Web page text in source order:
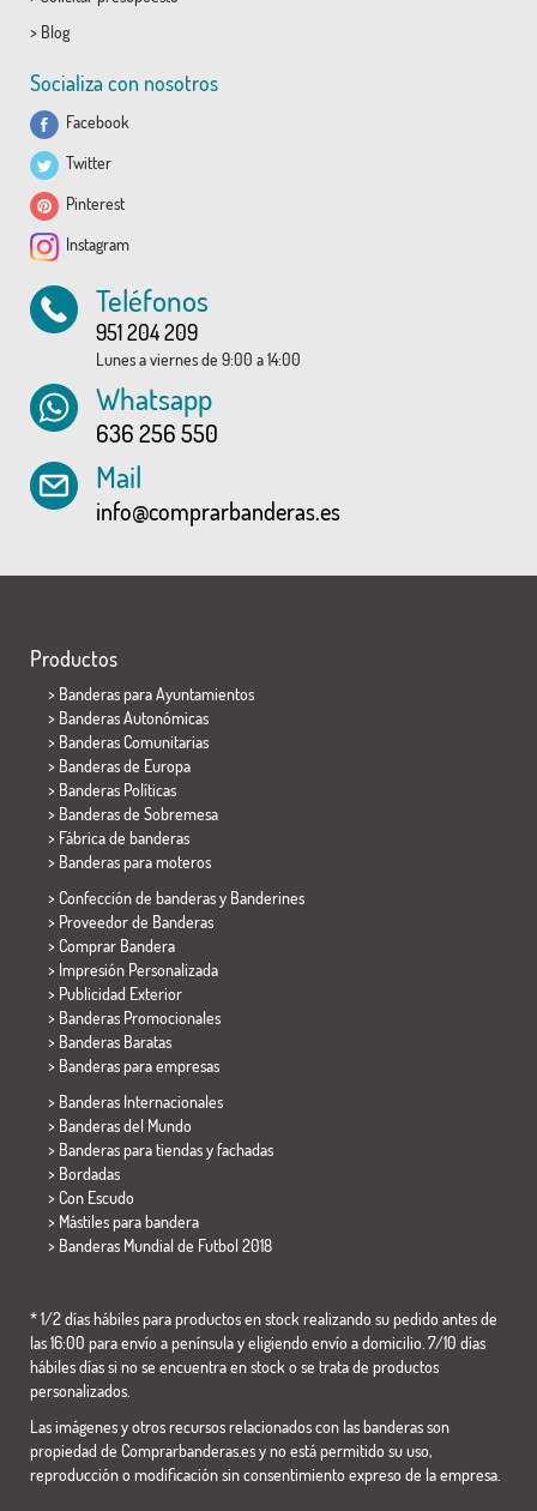
> Blog
Socializa con nosotros
Facebook
Twitter
Pinterest
Instagram
Teléfonos
951 204 209
Lunes a viernes de 9:00 a 14:00
Whatsapp
636 256 550
Mail
info@comprarbanderas.es
Productos
> Banderas para Ayuntamientos
> Banderas Autonómicas
> Banderas Comunitarias
> Banderas de Europa
> Banderas Políticas
> Banderas de Sobremesa
> Fábrica de banderas
> Banderas para moteros
> Confección de banderas y Banderines
> Proveedor de Banderas
> Comprar Bandera
> Impresión Personalizada
> Publicidad Exterior
> Banderas Promocionales
> Banderas Baratas
> Banderas para empresas
> Banderas Internacionales
> Banderas del Mundo
> Banderas para tiendas y fachadas
> Bordadas
> Con Escudo
> Mástiles para bandera
> Banderas Mundial de Futbol 2018
* 1/2 días hábiles para productos en stock realizando su pedido antes de
las 16:00 para envío a península y eligiendo envío a domicilio. 7/10 días
hábiles días si no se encuentra en stock o se trata de productos
personalizados.
Las imágenes y otros recursos relacionados con las banderas son
propiedad de Comprarbanderas.es y no está permitido su uso,
reproducción o modificación sin consentimiento expreso de la empresa.